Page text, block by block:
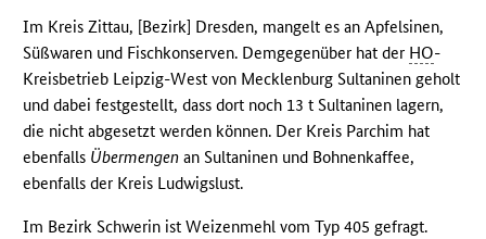
Im Kreis Zittau, [Bezirk] Dresden, mangelt es an Apfelsinen,
Süßwaren und Fischkonserven. Demgegenüber hat der HO-
Kreisbetrieb Leipzig-West von Mecklenburg Sultaninen geholt
und dabei festgestellt, dass dort noch 13 t Sultaninen lagern,
die nicht abgesetzt werden können. Der Kreis Parchim hat
ebenfalls Übermengen an Sultaninen und Bohnenkaffee,
ebenfalls der Kreis Ludwigslust.
Im Bezirk Schwerin ist Weizenmehl vom Typ 405 gefragt.